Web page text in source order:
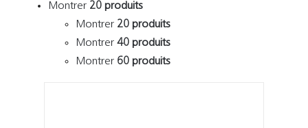
Montrer 20 produits
Montrer 20 produits
Montrer 40 produits
Montrer 60 produits